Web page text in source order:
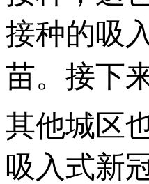
接种的吸
苗。接下
其他城区
吸入式新